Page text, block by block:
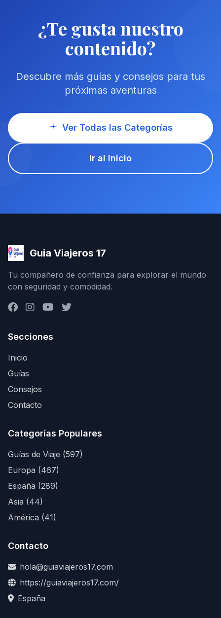
¿Te gusta nuestro
contenido?
Descubre más guías y consejos para tus
próximas aventuras
Ver Todas las Categorías
Ir al Inicio
Guia Viajeros 17
Tu compañero de confianza para explorar el mundo
con seguridad y comodidad.
Secciones
Inicio
Guías
Consejos
Contacto
Categorías Populares
Guías de Viaje (597)
Europa (467)
España (289)
Asia (44)
América (41)
Contacto
hola@guiaviajeros17.com
https://guiaviajeros17.com/
España